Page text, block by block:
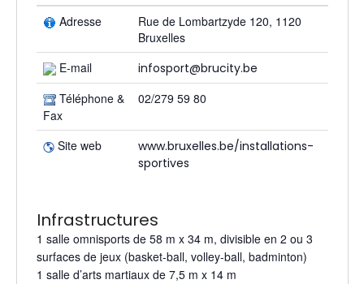
Adresse
Rue de Lombartzyde 120, 1120
Bruxelles
E-mail
infosport@brucity.be
Téléphone &
Fax
02/279 59 80
Site web
www.bruxelles.be/installations-
sportives
Infrastructures
1 salle omnisports de 58 m x 34 m, divisible en 2 ou 3
surfaces de jeux (basket-ball, volley-ball, badminton)
1 salle d’arts martiaux de 7,5 m x 14 m